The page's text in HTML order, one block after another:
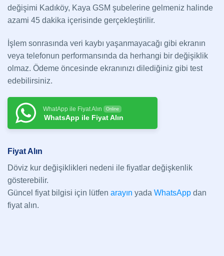
değişimi Kadıköy, Kaya GSM şubelerine gelmeniz halinde
azami 45 dakika içerisinde gerçekleştirilir.
İşlem sonrasında veri kaybı yaşanmayacağı gibi ekranın
veya telefonun performansında da herhangi bir değişiklik
olmaz. Ödeme öncesinde ekranınızı dilediğiniz gibi test
edebilirsiniz.
WhatApp ile Fiyat Alın Online
WhatsApp ile Fiyat Alın
Fiyat Alın
Döviz kur değişiklikleri nedeni ile fiyatlar değişkenlik
gösterebilir.
Güncel fiyat bilgisi için lütfen arayın yada WhatsApp dan
fiyat alın.